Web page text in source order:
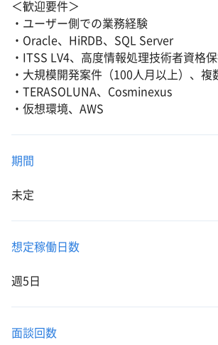
＜歓迎要件＞
・ユーザー側での業務経験
・Oracle、HiRDB、SQL Server
・ITSS LV4、高度情報処理技術者資格
・大規模開発案件（100人月以上）、複
・TERASOLUNA、Cosminexus
・仮想環境、AWS
期間
未定
想定稼働日数
週5日
面談回数